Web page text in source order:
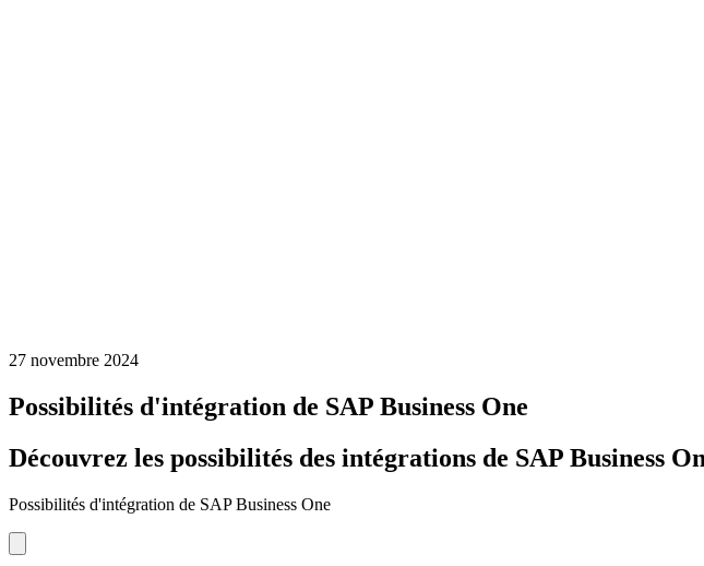
27 novembre 2024
Possibilités d'intégration de SAP Business One
Découvrez les possibilités des intégrations de SAP Business
Possibilités d'intégration de SAP Business One